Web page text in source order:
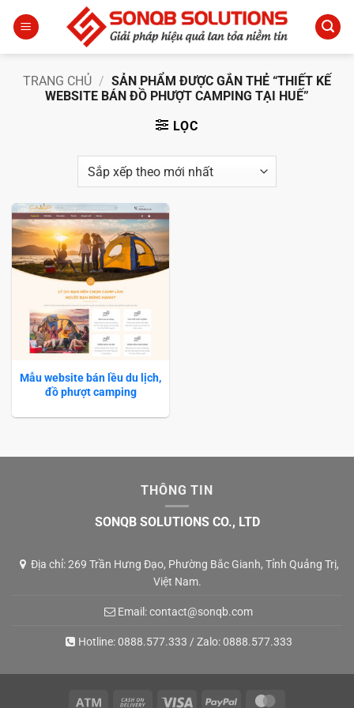
qua
TRANG CHỦ / SẢN PHẨM ĐƯỢC GẮN THẺ “THIẾT KẾ
WEBSITE BÁN ĐỒ PHƯỢT CAMPING TẠI HUẾ”
LỌC
Mẫu website bán lều du lịch,
đồ phượt camping
THÔNG TIN
SONQB SOLUTIONS CO., LTD
Địa chỉ: 269 Trần Hưng Đạo, Phường Bắc Gianh, Tỉnh Quảng Trị,
Việt Nam.
Email:contact@sonqb.com
Hotline:0888.577.333 / Zalo:0888.577.333
Atm Cash Visa PayPal